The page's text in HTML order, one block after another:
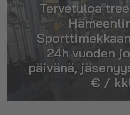
Tervetuloa
24h vuoden
päivänä,
€ /